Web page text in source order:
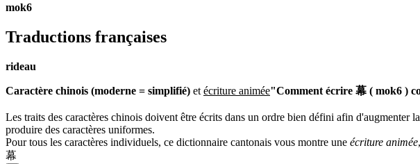
mok6
Traductions françaises
rideau
Caractère chinois (moderne = simplifié) et écriture animée"Comment écrire 幕 ( mok6 )
Les traits des caractères chinois doivent être écrits dans un ordre bien défini afin
produire des caractères uniformes.
Pour tous les caractères individuels, ce dictionnaire cantonais vous montre une écriture animée
幕